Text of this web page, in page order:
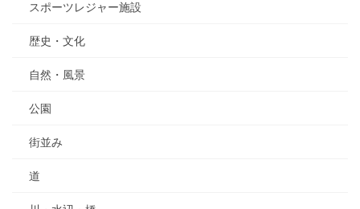
スポーツレジャー施設
歴史・文化
自然・風景
公園
街並み
道